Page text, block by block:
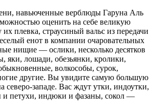
навьюченные верблюды Гаруна Аль
оценить на себе великую
плевка, страусиный вальс из передачи
енот в компании очаровательных
нищие — ослики, несколько десятков
яки, лошади, обезьянки, кролики,
волкособы, сурок,
другие. Вы увидите самую большую
северо-западе. Вас ждут утки, индоутки,
и петухи, индюки и фазаны, сокол —